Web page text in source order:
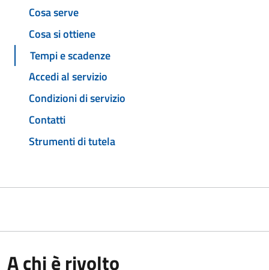
Cosa serve
Cosa si ottiene
Tempi e scadenze
Accedi al servizio
Condizioni di servizio
Contatti
Strumenti di tutela
A chi è rivolto